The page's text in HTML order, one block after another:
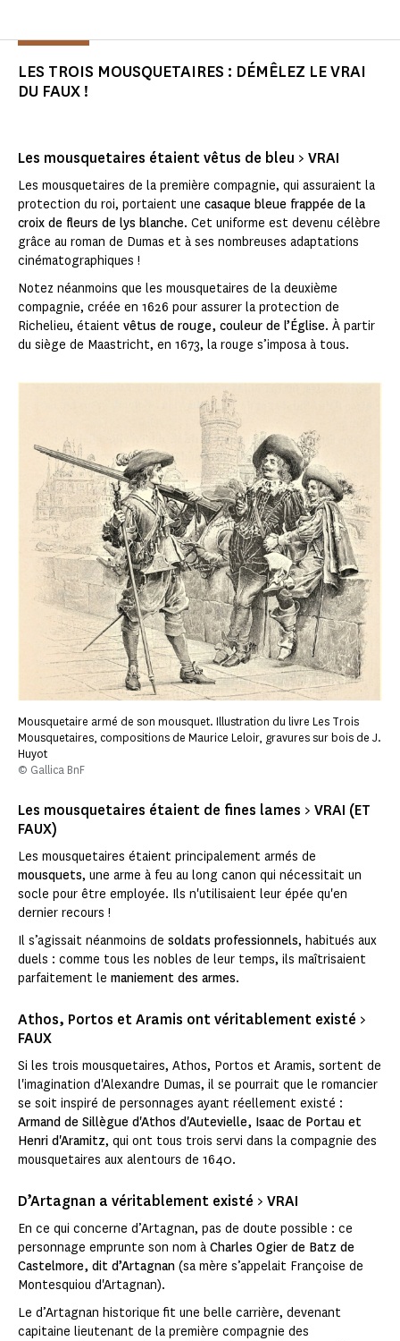
LES TROIS MOUSQUETAIRES : DÉMÊLEZ LE VRAI
DU FAUX !
Les mousquetaires étaient vêtus de bleu > VRAI
Les mousquetaires de la première compagnie, qui assuraient la
protection du roi, portaient une casaque bleue frappée de la
croix de fleurs de lys blanche. Cet uniforme est devenu célèbre
grâce au roman de Dumas et à ses nombreuses adaptations
cinématographiques !
Notez néanmoins que les mousquetaires de la deuxième
compagnie, créée en 1626 pour assurer la protection de
Richelieu, étaient vêtus de rouge, couleur de l’Église. À partir
du siège de Maastricht, en 1673, la rouge s’imposa à tous.
Mousquetaire armé de son mousquet. Illustration du livre Les Trois
Mousquetaires, compositions de Maurice Leloir, gravures sur bois de J.
Huyot
© Gallica BnF
Les mousquetaires étaient de fines lames > VRAI (ET
FAUX)
Les mousquetaires étaient principalement armés de
mousquets, une arme à feu au long canon qui nécessitait un
socle pour être employée. Ils n'utilisaient leur épée qu'en
dernier recours !
Il s’agissait néanmoins de soldats professionnels, habitués aux
duels : comme tous les nobles de leur temps, ils maîtrisaient
parfaitement le maniement des armes.
Athos, Portos et Aramis ont véritablement existé >
FAUX
Si les trois mousquetaires, Athos, Portos et Aramis, sortent de
l'imagination d'Alexandre Dumas, il se pourrait que le romancier
se soit inspiré de personnages ayant réellement existé :
Armand de Sillègue d'Athos d'Autevielle, Isaac de Portau et
Henri d'Aramitz, qui ont tous trois servi dans la compagnie des
mousquetaires aux alentours de 1640.
D’Artagnan a véritablement existé > VRAI
En ce qui concerne d’Artagnan, pas de doute possible : ce
personnage emprunte son nom à Charles Ogier de Batz de
Castelmore, dit d’Artagnan (sa mère s’appelait Françoise de
Montesquiou d'Artagnan).
Le d’Artagnan historique fit une belle carrière, devenant
capitaine lieutenant de la première compagnie des